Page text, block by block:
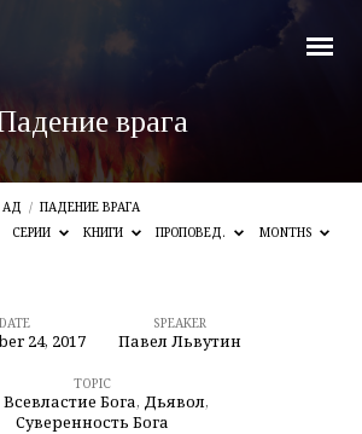
врага
АД / ПАДЕНИЕ ВРАГА
СЕРИИ КНИГИ ПРОПОВЕД. MONTHS
DATE
24, 2017
SPEAKER
Павел Львутин
TOPIC
Всевластие Бога, Дьявол,
Суверенность Бога